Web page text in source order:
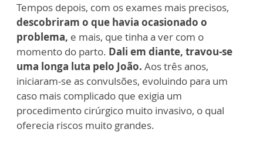
Tempos depois, com os exames mais precisos,
descobriram o que havia ocasionado o
problema, e mais, que tinha a ver com o
momento do parto. Dali em diante, travou-se
uma longa luta pelo João. Aos três anos,
iniciaram-se as convulsões, evoluindo para um
caso mais complicado que exigia um
procedimento cirúrgico muito invasivo, o qual
oferecia riscos muito grandes.